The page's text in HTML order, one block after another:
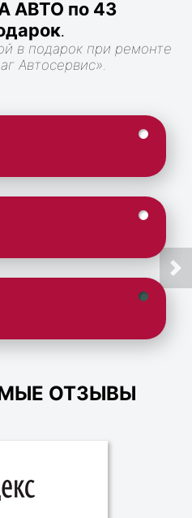
АВТО по 43
.
в подарок при ремонте
Автосервис».
ОТЗЫВЫ